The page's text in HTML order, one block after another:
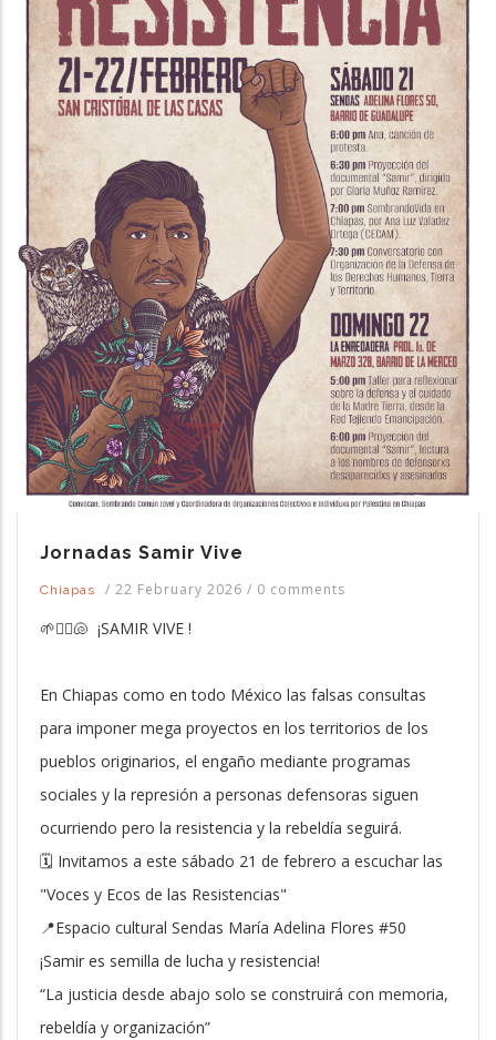
Jornadas Samir Vive
Chiapas / 22 February 2026 / 0 comments
🌱✊🏾🐚 ¡SAMIR VIVE !
En Chiapas como en todo México las falsas consultas
para imponer mega proyectos en los territorios de los
pueblos originarios, el engaño mediante programas
sociales y la represión a personas defensoras siguen
ocurriendo pero la resistencia y la rebeldía seguirá.
🗓️ Invitamos a este sábado 21 de febrero a escuchar las
"Voces y Ecos de las Resistencias"
📍Espacio cultural Sendas María Adelina Flores #50
¡Samir es semilla de lucha y resistencia!
“La justicia desde abajo solo se construirá con memoria,
rebeldía y organización”